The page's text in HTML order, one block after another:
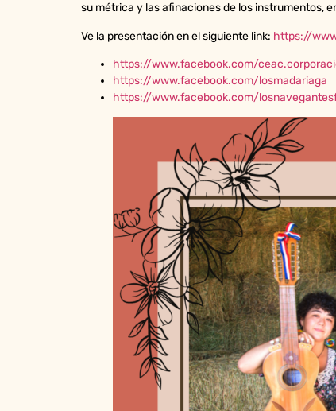
su métrica y las afinaciones de los instrumentos,
Ve la presentación en el siguiente link: https://
https://www.facebook.com/
https://www.facebook.com/losmadariaga
https://www.facebook.com/